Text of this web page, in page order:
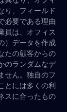
り、フィールド
必要である理由
員は、オフィス
）データを作成
たの顧客からの
のランダムなデ
せん。独自のフ
とには多くの利
スに合ったもの